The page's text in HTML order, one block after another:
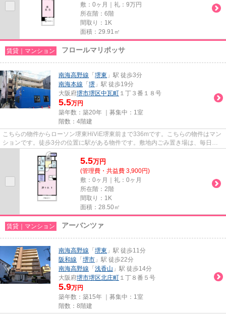
敷：0ヶ月｜礼：9万円
所在階：6階
間取り：1K
面積：29.91㎡
賃貸｜マンション フロールマリポッサ
南海高野線 「 堺東 」駅 徒歩3分
南海本線 「 堺 」駅 徒歩19分
大阪府堺市堺区中瓦町 １丁３番１８号
5.5万円
築年数：築20年 ｜募集中： 1室
階数：4階建
こちらの物件からローソン堺東HiViE堺東前まで336mです。こちらの物件はマン
ションです。徒歩3分の位置に駅がある物件です。敷地内ごみ置き場は、毎日の
ごみ捨ての煩わしさを軽減しま...
5.5万円
(管理費・共益費 3,900円)
敷：0ヶ月｜礼：0ヶ月
所在階：2階
間取り：1K
面積：28.50㎡
賃貸｜マンション アーバンツァ
南海高野線 「 堺東 」駅 徒歩11分
阪和線 「 堺市 」駅 徒歩22分
南海高野線 「 浅香山 」駅 徒歩14分
大阪府堺市堺区北庄町 １丁８番５号
5.9万円
築年数：築15年 ｜募集中： 1室
階数：8階建